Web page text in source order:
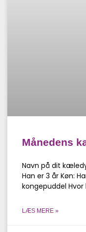
Månedens
Navn på dit
Han er 3 år Køn:
kongepuddel
LÆS MERE »